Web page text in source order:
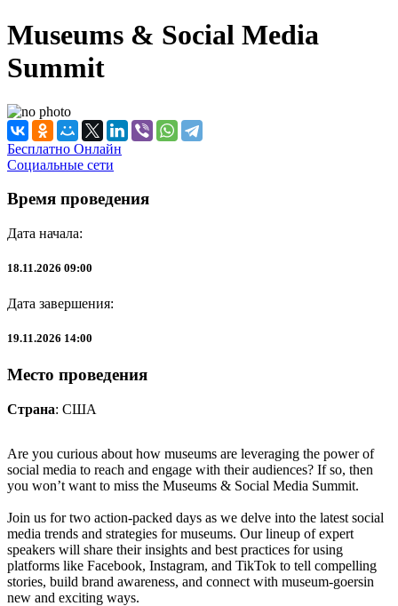
Museums & Social Media
Summit
Бесплатно Онлайн
Социальные сети
Время проведения
Дата начала:
18.11.2026 09:00
Дата завершения:
19.11.2026 14:00
Место проведения
Страна: США
Are you curious about how museums are leveraging the power of
social media to reach and engage with their audiences? If so, then
you won’t want to miss the Museums & Social Media Summit.
Join us for two action-packed days as we delve into the latest social
media trends and strategies for museums. Our lineup of expert
speakers will share their insights and best practices for using
platforms like Facebook, Instagram, and TikTok to tell compelling
stories, build brand awareness, and connect with museum-goersin
new and exciting ways.